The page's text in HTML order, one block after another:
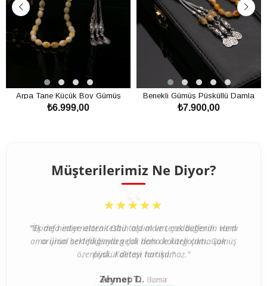
Arpa Tane Küçük Boy Gümüş
Püsküllü Damla Kehribar Tesbih
₺6.999,00
Benekli Gümüş Püsküllü Damla
Kehribar Tesbih
₺7.900,00
Müşterilerimiz Ne Diyor?
“
★★★★★
"İlk defa internetten tesbih aldım ve tereddütlerim vardı
ama ürün beklediğimden çok daha kaliteli çıktı. Gümüş
püskül detayı harika."
Ahmet T. Bursa